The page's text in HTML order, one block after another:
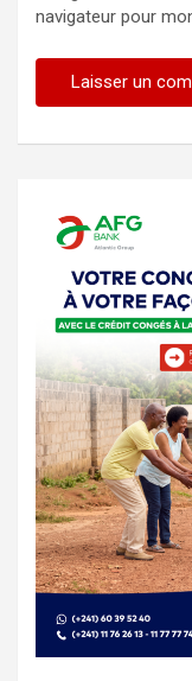
navigateur pour